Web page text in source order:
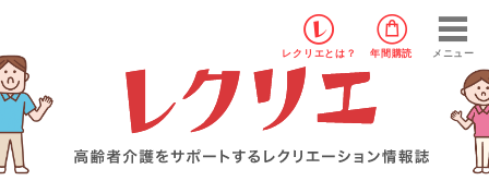
レクリエ とは？ 年間購読 メニュー